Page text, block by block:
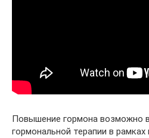
Повышение гормона возможно
гормональной терапии в